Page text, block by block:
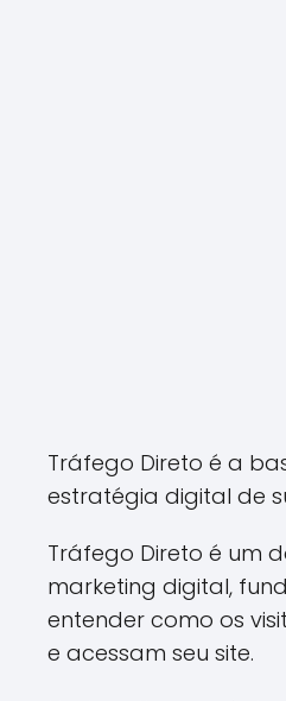
Tráfego Direto é a
estratégia digital de
Tráfego Direto é um
marketing digital,
entender como os
e acessam seu site.